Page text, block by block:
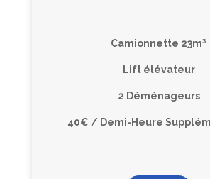
Camionnette 23m³
Lift élévateur
2 Déménageurs
40€ / Demi-Heure